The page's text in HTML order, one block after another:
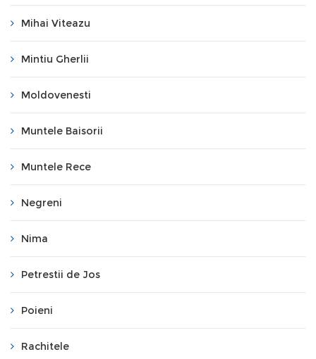
Mihai Viteazu
Mintiu Gherlii
Moldovenesti
Muntele Baisorii
Muntele Rece
Negreni
Nima
Petrestii de Jos
Poieni
Rachitele